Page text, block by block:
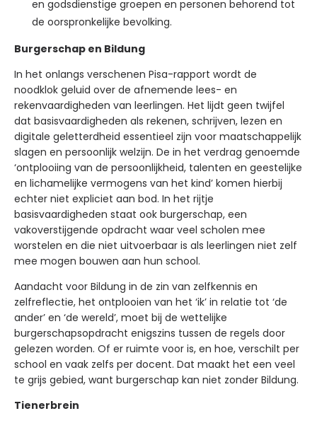
en godsdienstige groepen en personen behorend tot
de oorspronkelijke bevolking.
Burgerschap en Bildung
In het onlangs verschenen Pisa-rapport wordt de
noodklok geluid over de afnemende lees- en
rekenvaardigheden van leerlingen. Het lijdt geen twijfel
dat basisvaardigheden als rekenen, schrijven, lezen en
digitale geletterdheid essentieel zijn voor maatschappelijk
slagen en persoonlijk welzijn. De in het verdrag genoemde
‘ontplooiing van de persoonlijkheid, talenten en geestelijke
en lichamelijke vermogens van het kind’ komen hierbij
echter niet expliciet aan bod. In het rijtje
basisvaardigheden staat ook burgerschap, een
vakoverstijgende opdracht waar veel scholen mee
worstelen en die niet uitvoerbaar is als leerlingen niet zelf
mee mogen bouwen aan hun school.
Aandacht voor Bildung in de zin van zelfkennis en
zelfreflectie, het ontplooien van het ‘ik’ in relatie tot ‘de
ander’ en ‘de wereld’, moet bij de wettelijke
burgerschapsopdracht enigszins tussen de regels door
gelezen worden. Of er ruimte voor is, en hoe, verschilt per
school en vaak zelfs per docent. Dat maakt het een veel
te grijs gebied, want burgerschap kan niet zonder Bildung.
Tienerbrein